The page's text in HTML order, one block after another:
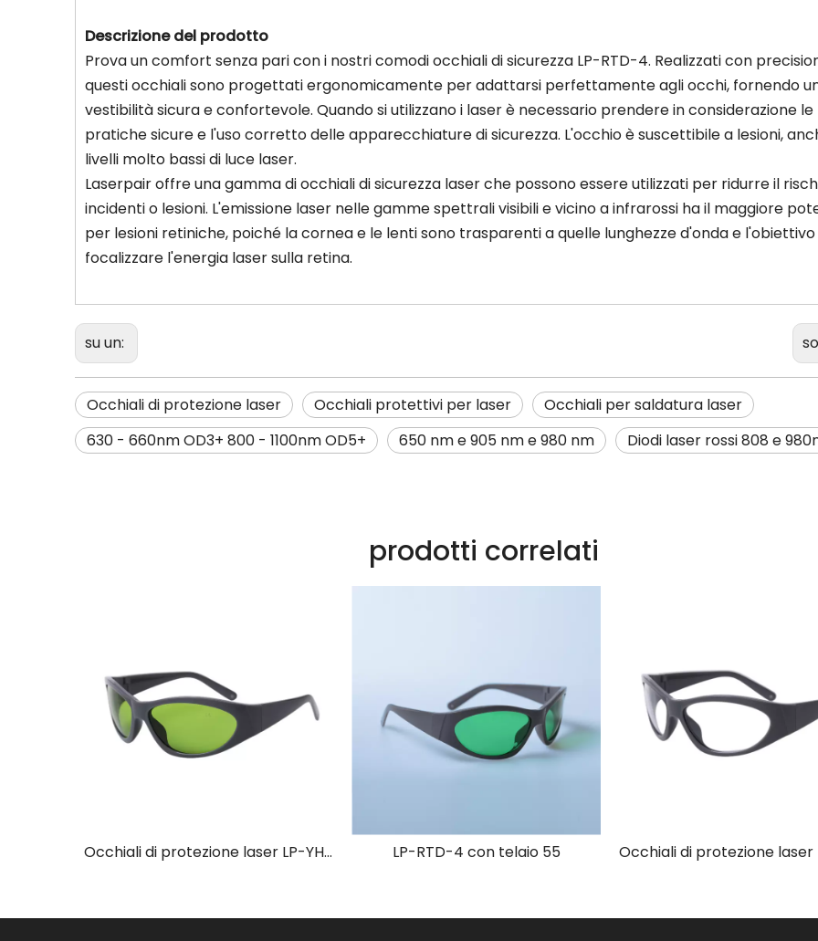
Descrizione del prodotto
Prova un comfort senza pari con i nostri comodi occhiali di sicurezza LP-RTD-4. Realizzati con
questi occhiali sono progettati ergonomicamente per adattarsi perfettamente agli occhi, fornendo
vestibilità sicura e confortevole. Quando si utilizzano i laser è necessario prendere in considerazione le
pratiche sicure e l'uso corretto delle apparecchiature di sicurezza. L'occhio è suscettibile a lesioni,
livelli molto bassi di luce laser.
Laserpair offre una gamma di occhiali di sicurezza laser che possono essere utilizzati per ridurre il
incidenti o lesioni. L'emissione laser nelle gamme spettrali visibili e vicino a infrarossi ha il maggiore
per lesioni retiniche, poiché la cornea e le lenti sono trasparenti a quelle lunghezze d'onda e
focalizzare l'energia laser sulla retina.
su un:
Occhiali di protezione laser Occhiali protettivi per laser
Occhiali per saldatura laser
630 - 660nm OD3+ 800 - 1100nm OD5+
650 nm e 905 nm e 980 nm Diodi laser rossi 808 e
prodotti correlati
Occhiali di protezione laser LP-YHP-2 con montatura 55 LP-RTD-4 con telaio 55